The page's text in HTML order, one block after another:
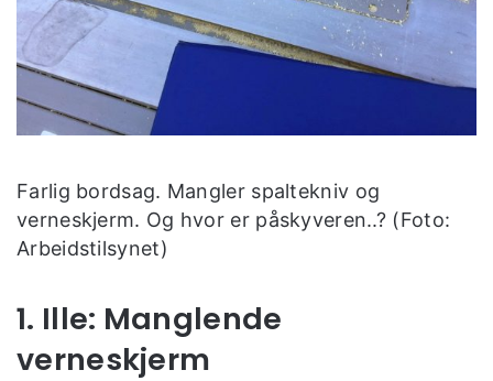
Farlig bordsag. Mangler spaltekniv og
verneskjerm. Og hvor er påskyveren..? (Foto:
Arbeidstilsynet)
1. Ille: Manglende
verneskjerm